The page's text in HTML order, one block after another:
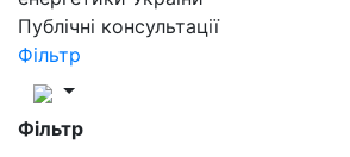
Публічні консультації
Фільтр
Фільтр